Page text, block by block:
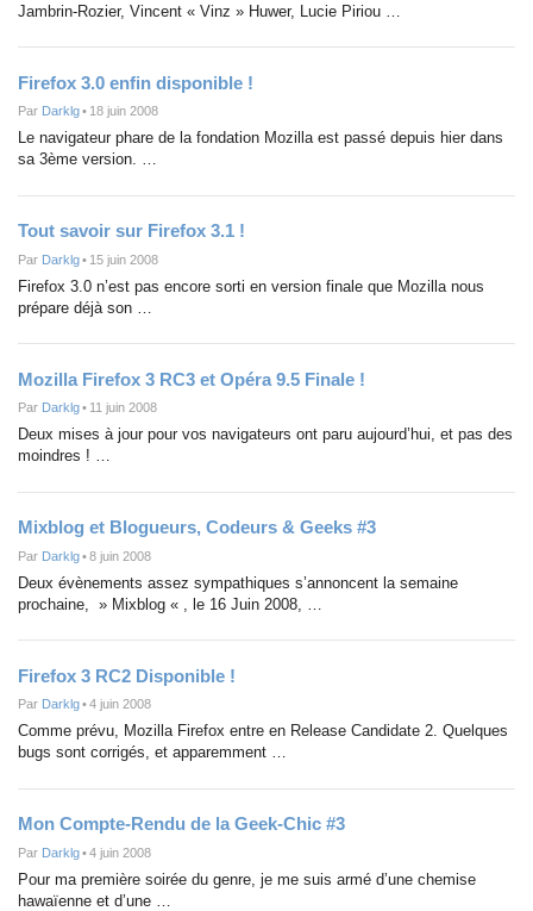
Jambrin-Rozier, Vincent « Vinz » Huwer, Lucie Piriou …
Firefox 3.0 enfin disponible !
Par Darklg• 18 juin 2008
Le navigateur phare de la fondation Mozilla est passé depuis hier dans
sa 3ème version. …
Tout savoir sur Firefox 3.1 !
Par Darklg• 15 juin 2008
Firefox 3.0 n’est pas encore sorti en version finale que Mozilla nous
prépare déjà son …
Mozilla Firefox 3 RC3 et Opéra 9.5 Finale !
Par Darklg• 11 juin 2008
Deux mises à jour pour vos navigateurs ont paru aujourd’hui, et pas des
moindres ! …
Mixblog et Blogueurs, Codeurs & Geeks #3
Par Darklg•8 juin 2008
Deux évènements assez sympathiques s’annoncent la semaine
prochaine, » Mixblog « , le 16 Juin 2008, …
Firefox 3 RC2 Disponible !
Par Darklg•4 juin 2008
Comme prévu, Mozilla Firefox entre en Release Candidate 2. Quelques
bugs sont corrigés, et apparemment …
Mon Compte-Rendu de la Geek-Chic #3
Par Darklg•4 juin 2008
Pour ma première soirée du genre, je me suis armé d’une chemise
hawaïenne et d’une …